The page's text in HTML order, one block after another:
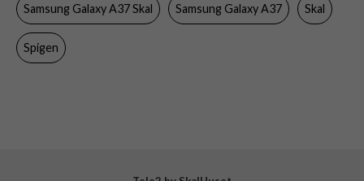
Färg Genomskinlig
Material
Varumärke
Samsung Galaxy A37 Skal Samsung Galaxy A37 Skal
Spigen